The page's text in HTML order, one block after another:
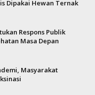
Dipakai Hewan Ternak
Respons Publik
Masa Depan
Masyarakat